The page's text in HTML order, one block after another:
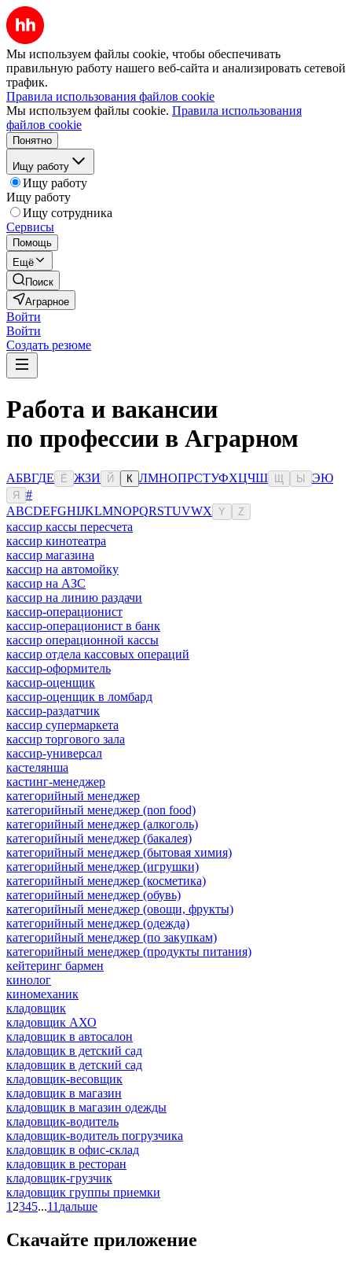
Мы используем файлы cookie, чтобы обеспечивать
правильную работу нашего веб-сайта и анализировать сетевой
трафик.
Правила использования файлов cookie
Мы используем файлы cookie. Правила использования
файлов cookie
Понятно
Ищу работу
Ищу работу
Ищу работу
Ищу сотрудника
Сервисы
Помощь
Ещё
Поиск
Аграрное
Войти
Войти
Создать резюме
Работа и вакансии
по профессии в Аграрном
АБВГДЕ Ё ЖЗИ Й К ЛМНОПРСТУФХЦЧШ Ы ЭЮ
Я
#
ABCDEFGHIJKLMNOPQRSTUVWX Y Z
кассир кассы пересчета
кассир кинотеатра
кассир магазина
кассир на автомойку
кассир на АЗС
кассир на линию раздачи
кассир-операционист
кассир-операционист в банк
кассир операционной кассы
кассир отдела кассовых операций
кассир-оформитель
кассир-оценщик
кассир-оценщик в ломбард
кассир-раздатчик
кассир супермаркета
кассир торгового зала
кассир-универсал
кастелянша
кастинг-менеджер
категорийный менеджер
категорийный менеджер (non food)
категорийный менеджер (алкоголь)
категорийный менеджер (бакалея)
категорийный менеджер (бытовая химия)
категорийный менеджер (игрушки)
категорийный менеджер (косметика)
категорийный менеджер (обувь)
категорийный менеджер (овощи, фрукты)
категорийный менеджер (одежда)
категорийный менеджер (по закупкам)
категорийный менеджер (продукты питания)
кейтеринг бармен
кинолог
киномеханик
кладовщик
кладовщик АХО
кладовщик в автосалон
кладовщик в детский сад
кладовщик в детский сад
кладовщик-весовщик
кладовщик в магазин
кладовщик в магазин одежды
кладовщик-водитель
кладовщик-водитель погрузчика
кладовщик в офис-склад
кладовщик в ресторан
кладовщик-грузчик
кладовщик группы приемки
1 2345...11 дальше
Скачайте приложение